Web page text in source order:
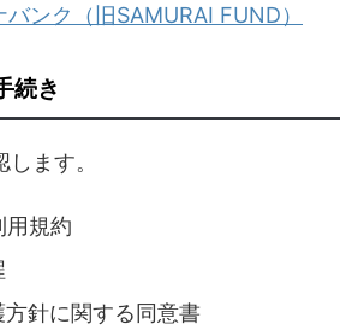
バンク（旧SAMURAI FUND）
続き
ます。
用規約
針に関する同意書